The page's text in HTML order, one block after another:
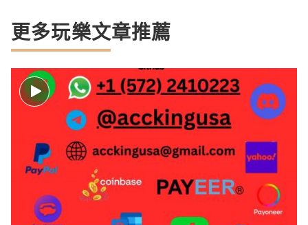
更多玩樂文章推薦